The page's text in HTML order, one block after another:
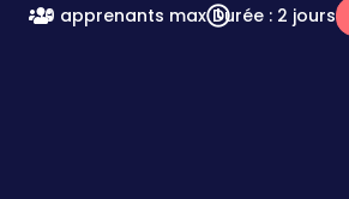
10 apprenants max Durée : 2 jours